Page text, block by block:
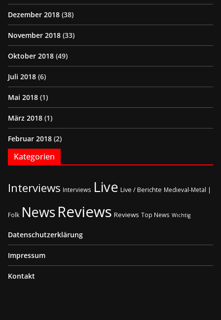
Dezember 2018 (38)
November 2018 (33)
Oktober 2018 (49)
Juli 2018 (6)
Mai 2018 (1)
März 2018 (1)
Februar 2018 (2)
Kategorien
Interviews Interviews Live Live / Berichte Medieval-Metal |
Folk NewsReviews Reviews Top News Wichtig
Datenschutzerklärung
Impressum
Kontakt